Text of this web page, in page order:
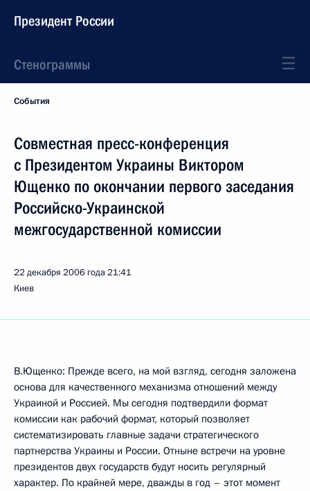
Президент России
Стенограммы
События
Совместная пресс-конференция
с Президентом Украины Виктором
Ющенко по окончании первого заседания
Российско-Украинской
межгосударственной комиссии
22 декабря 2006 года21:41
Киев
В.Ющенко: Прежде всего, на мой взгляд, сегодня заложена
основа для качественного механизма отношений между
Украиной и Россией. Мы сегодня подтвердили формат
комиссии как рабочий формат, который позволяет
систематизировать главные задачи стратегического
партнерства Украины и России. Отныне встречи на уровне
президентов двух государств будут носить регулярный
характер. По крайней мере, дважды в год – этот момент